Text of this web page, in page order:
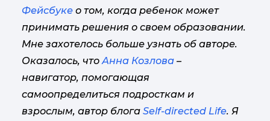
Фейсбуке о том, когда ребенок может
принимать решения о своем образовании.
Мне захотелось больше узнать об авторе.
Оказалось, что Анна Козлова –
навигатор, помогающая
самоопределиться подросткам и
взрослым, автор блога Self-directed Life. Я